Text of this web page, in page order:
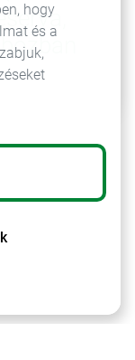
hogy
és a